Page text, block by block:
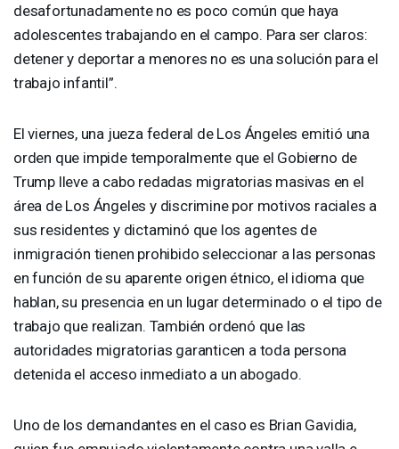
desafortunadamente no es poco común que haya
adolescentes trabajando en el campo. Para ser claros:
detener y deportar a menores no es una solución para el
trabajo infantil”.
El viernes, una jueza federal de Los Ángeles emitió una
orden que impide temporalmente que el Gobierno de
Trump lleve a cabo redadas migratorias masivas en el
área de Los Ángeles y discrimine por motivos raciales a
sus residentes y dictaminó que los agentes de
inmigración tienen prohibido seleccionar a las personas
en función de su aparente origen étnico, el idioma que
hablan, su presencia en un lugar determinado o el tipo de
trabajo que realizan. También ordenó que las
autoridades migratorias garanticen a toda persona
detenida el acceso inmediato a un abogado.
Uno de los demandantes en el caso es Brian Gavidia,